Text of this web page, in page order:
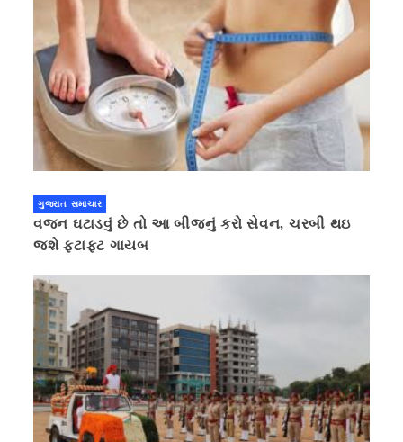
ગુજરાત સમાચાર
વજન ઘટાડવું છે તો આ બીજનું કરો સેવન, ચરબી થઇ
જશે ફટાફટ ગાયબ